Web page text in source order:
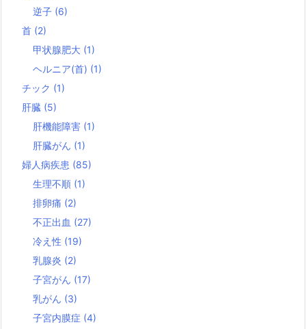
逆子 (6)
首 (2)
甲状腺肥大 (1)
ヘルニア(首) (1)
チック (1)
肝臓 (5)
肝機能障害 (1)
肝臓がん (1)
婦人病疾患 (85)
生理不順 (1)
排卵痛 (2)
不正出血 (27)
冷え性 (19)
乳腺炎 (2)
子宮がん (17)
乳がん (3)
子宮内膜症 (4)